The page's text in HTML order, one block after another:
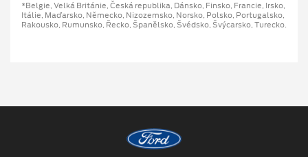
*Belgie, Velká Británie, Česká republika, Dánsko, Finsko, Francie, Irsko,
Itálie, Maďarsko, Německo, Nizozemsko, Norsko, Polsko, Portugalsko,
Rakousko, Rumunsko, Řecko, Španělsko, Švédsko, Švýcarsko, Turecko.